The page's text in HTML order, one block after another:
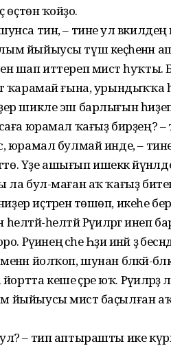
ҡойҙо.
тин, – тине ул вәкилдең
йыйыусы түш кеҫәһенән
шап иттереп мисәт
тә ҡарамай ғына,
шикле эш барлығын
юрамал ҡағыҙ бирҙең?
юрамал булмай инде, –
Үҙе ашығып ишеккә
ла бул-маған аҡ ҡағыҙ
иҫтәренә төшөп, икеһе
һелтәй Рәүиәләргә инеп
Рәүиәнең әсәһе Һәҙиә инәй ҙә
йолҡоп, шунан бәләкәй-
кеше әҫәре юҡ.
мисәт баҫылған аҡ
– тип аптырашты ике